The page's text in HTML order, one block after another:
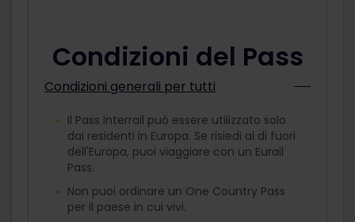
Condizioni del Pass
Condizioni generali per tutti
Il Pass Interrail può essere utilizzato solo
dai residenti in Europa. Se risiedi al di fuori
dell'Europa, puoi viaggiare con un Eurail
Pass.
Non puoi ordinare un One Country Pass
per il paese in cui vivi.